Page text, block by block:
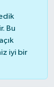
Bu
iyi bir